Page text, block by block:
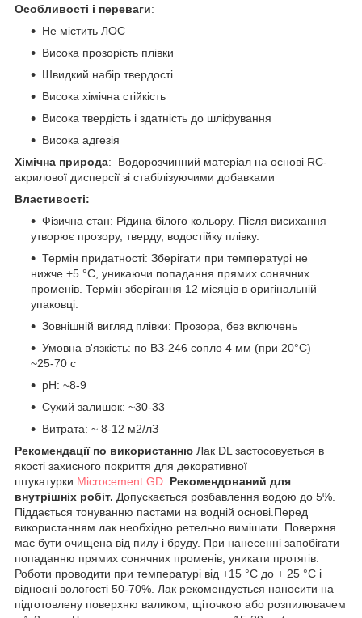
Особливості і переваги:
Не містить ЛОС
Висока прозорість плівки
Швидкий набір твердості
Висока хімічна стійкість
Висока твердість і здатність до шліфування
Висока адгезія
Хімічна природа: Водорозчинний матеріал на основі RC-
акрилової дисперсії зі стабілізуючими добавками
Властивості:
Фізична стан: Рідина білого кольору. Після висихання
утворює прозору, тверду, водостійку плівку.
Термін придатності: Зберігати при температурі не
нижче +5 °C, уникаючи попадання прямих сонячних
променів. Термін зберігання 12 місяців в оригінальній
упаковці.
Зовнішній вигляд плівки: Прозора, без включень
Умовна в'язкість: по ВЗ-246 сопло 4 мм (при 20°С)
~25-70 с
рН: ~8-9
Сухий залишок: ~30-33
Витрата: ~ 8-12 м2/лЗ
Рекомендації по використанню Лак DL застосовується в
якості захисного покриття для декоративної
штукатурки Microcement GD Рекомендований для
внутрішніх робіт. Допускається розбавлення водою до 5%.
Піддається тонуванню пастами на водній основі.Перед
використанням лак необхідно ретельно вимішати. Поверхня
має бути очищена від пилу і бруду. При нанесенні запобігати
попаданню прямих сонячних променів, уникати протягів.
Роботи проводити при температурі від +15 °C до + 25 °C і
відносні вологості 50-70%. Лак рекомендується наносити на
підготовлену поверхню валиком, щіточкою або розпилювачем